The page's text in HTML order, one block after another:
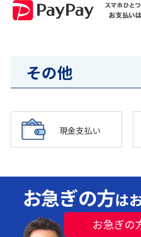
その他
現金支払い
お急ぎの方は
お急ぎの